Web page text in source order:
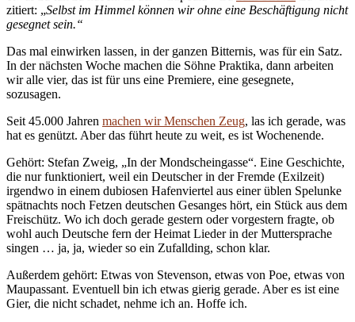
zitiert: „Selbst im Himmel können wir ohne eine Beschäftigung nicht
gesegnet sein.“
Das mal einwirken lassen, in der ganzen Bitternis, was für ein Satz.
In der nächsten Woche machen die Söhne Praktika, dann arbeiten
wir alle vier, das ist für uns eine Premiere, eine gesegnete,
sozusagen.
Seit 45.000 Jahren machen wir Menschen Zeug, las ich gerade, was
hat es genützt. Aber das führt heute zu weit, es ist Wochenende.
Gehört: Stefan Zweig, „In der Mondscheingasse“. Eine Geschichte,
die nur funktioniert, weil ein Deutscher in der Fremde (Exilzeit)
irgendwo in einem dubiosen Hafenviertel aus einer üblen Spelunke
spätnachts noch Fetzen deutschen Gesanges hört, ein Stück aus dem
Freischütz. Wo ich doch gerade gestern oder vorgestern fragte, ob
wohl auch Deutsche fern der Heimat Lieder in der Muttersprache
singen … ja, ja, wieder so ein Zufallding, schon klar.
Außerdem gehört: Etwas von Stevenson, etwas von Poe, etwas von
Maupassant. Eventuell bin ich etwas gierig gerade. Aber es ist eine
Gier, die nicht schadet, nehme ich an. Hoffe ich.